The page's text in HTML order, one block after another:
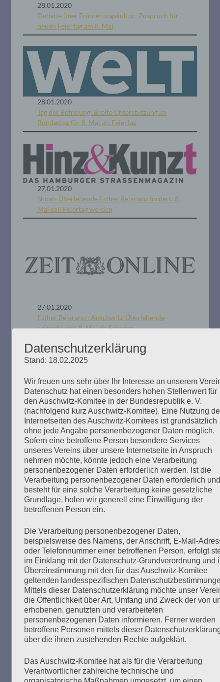
28.01.2020
Debatte über Erinnerungskultur: Zuspruch für
neuen Feiertag am 8. Mai
28.01.2020
Tag der Befreiung: Breite Unterstützung im
Bundestag für 8. Mai als Feiertag
27.01.2020
Shoah-Überlebende Esther Bejarano fordert: 8.
Mai soll Feiertag werden
27.01.2020
Esther Bejarano : Auschwitz-Überlebende
wünscht sich 8. Mai als Feiertag
26.01.2020
Esther Bejarano fordert Feiertag am 8. Mai
26.01.2020
Tag der Befreiung: Auschwitz-
Überlebende regt bundesweiten
Feiertag an
Seiten:1 23 4
Um den Antisemitismus zu stoppen, müssen wir
neue Wege gehen und immer und immer wieder
miteinander reden, über alles nachdenken und
richtig miteinander reden über das, was wir
erreichen wollen.
Peggy Parnass - 10. Januar 2021
Datenschutzerklärung
Stand: 18.02.2025
Wir freuen uns sehr über Ihr Interesse an unserem
Datenschutz hat einen besonders hohen Stellenwert für
den Auschwitz-Komitee in der Bundesrepublik e. V.
(nachfolgend kurz Auschwitz-Komitee). Eine Nutzung
Internetseiten des Auschwitz-Komitees ist grundsätzlich
ohne jede Angabe personenbezogener Daten möglich.
Sofern eine betroffene Person besondere Services
unseres Vereins über unsere Internetseite in Anspruch
nehmen möchte, könnte jedoch eine Verarbeitung
personenbezogener Daten erforderlich werden. Ist die
Verarbeitung personenbezogener Daten erforderlich und
besteht für eine solche Verarbeitung keine gesetzliche
Grundlage, holen wir generell eine Einwilligung der
betroffenen Person ein.
Die Verarbeitung personenbezogener Daten,
beispielsweise des Namens, der Anschrift, E-Mail-
oder Telefonnummer einer betroffenen Person, erfolgt
im Einklang mit der Datenschutz-Grundverordnung und
Übereinstimmung mit den für das Auschwitz-Komitee
geltenden landesspezifischen
Mittels dieser Datenschutzerklärung möchte unser
die Öffentlichkeit über Art, Umfang und Zweck der von
erhobenen, genutzten und verarbeiteten
personenbezogenen Daten informieren. Ferner werden
betroffene Personen mittels dieser
über die ihnen zustehenden Rechte aufgeklärt.
Das Auschwitz-Komitee hat als für die Verarbeitung
Verantwortlicher zahlreiche technische und
organisatorische Maßnahmen umgesetzt, um einen